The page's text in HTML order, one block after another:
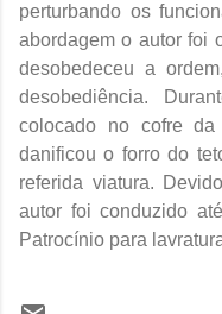
perturbando os
abordagem o autor foi
desobedeceu a
desobediência.
colocado no cofre
danificou o forro do
referida viatura.
autor foi conduzido
Patrocínio para